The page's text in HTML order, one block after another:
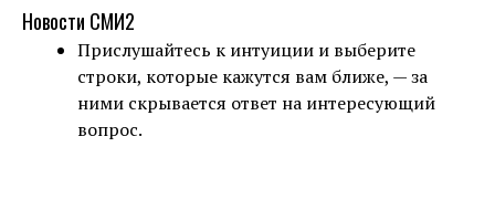
Новости СМИ2
Прислушайтесь к интуиции и выберите
строки, которые кажутся вам ближе, — за
ними скрывается ответ на интересующий
вопрос.